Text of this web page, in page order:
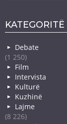
KATEGORITË
Debate
(1 250)
Film
Intervista
Kulturë
Kuzhinë
Lajme
(8 226)